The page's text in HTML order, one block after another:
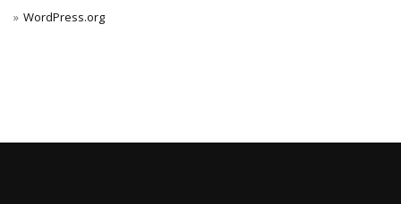
WordPress.org